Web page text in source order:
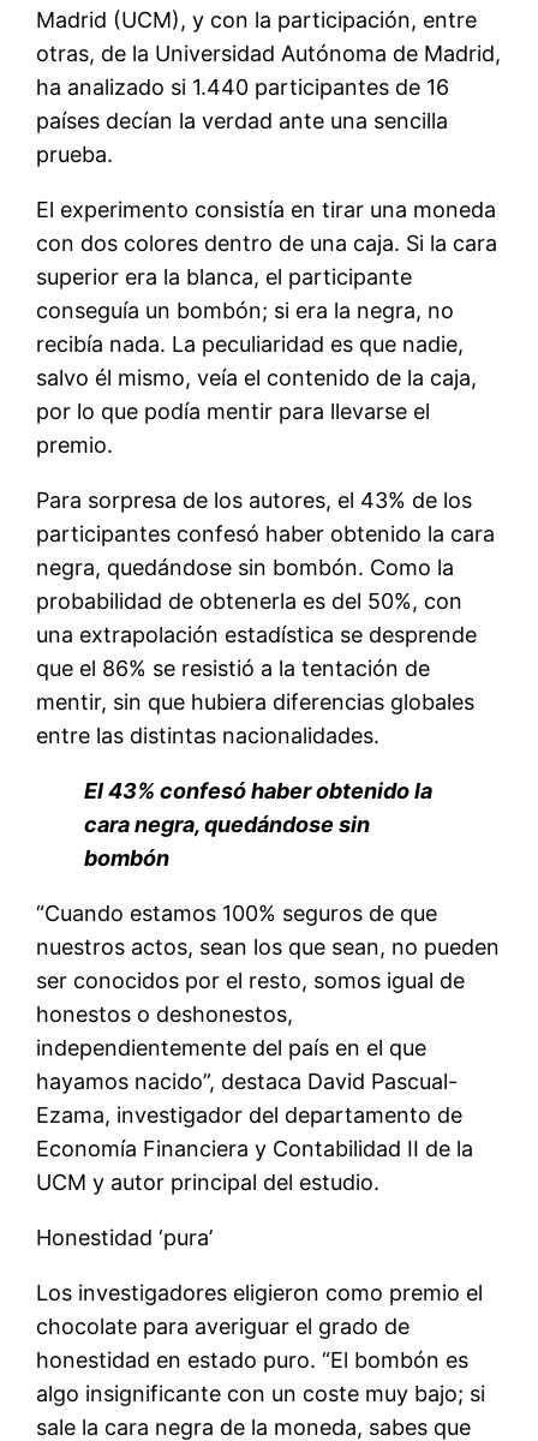
Madrid (UCM), y con la participación, entre
otras, de la Universidad Autónoma de Madrid,
ha analizado si 1.440 participantes de 16
países decían la verdad ante una sencilla
prueba.
El experimento consistía en tirar una moneda
con dos colores dentro de una caja. Si la cara
superior era la blanca, el participante
conseguía un bombón; si era la negra, no
recibía nada. La peculiaridad es que nadie,
salvo él mismo, veía el contenido de la caja,
por lo que podía mentir para llevarse el
premio.
Para sorpresa de los autores, el 43% de los
participantes confesó haber obtenido la cara
negra, quedándose sin bombón. Como la
probabilidad de obtenerla es del 50%, con
una extrapolación estadística se desprende
que el 86% se resistió a la tentación de
mentir, sin que hubiera diferencias globales
entre las distintas nacionalidades.
El 43% confesó haber obtenido la
cara negra, quedándose sin
bombón
“Cuando estamos 100% seguros de que
nuestros actos, sean los que sean, no pueden
ser conocidos por el resto, somos igual de
honestos o deshonestos,
independientemente del país en el que
hayamos nacido”, destaca David Pascual-
Ezama, investigador del departamento de
Economía Financiera y Contabilidad II de la
UCM y autor principal del estudio.
Honestidad ‘pura’
Los investigadores eligieron como premio el
chocolate para averiguar el grado de
honestidad en estado puro. “El bombón es
algo insignificante con un coste muy bajo; si
sale la cara negra de la moneda, sabes que